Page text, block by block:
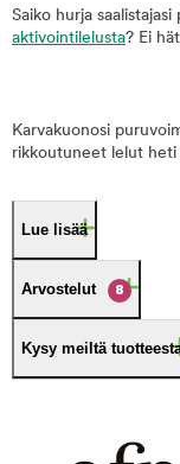
Saiko hurja saalistajasi
aktivointilelusta? Ei
Karvakuonosi
rikkoutuneet lelut heti
Lue lisää
Arvostelut 8
Kysy meiltä